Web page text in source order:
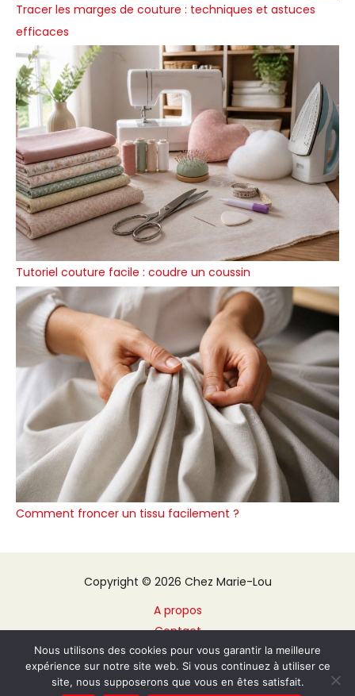
Tracer les marges de couture : techniques et astuces
efficaces
Tutoriel couture facile : coudre un coussin
Comment froncer un tissu facilement ?
Copyright © 2026 Chez Marie-Lou
A propos
Contact
Plan du site
Mentions légales
Politique de confidentialité
Nous utilisons des cookies pour vous garantir la meilleure
expérience sur notre site web. Si vous continuez à utiliser ce
site, nous supposerons que vous en êtes satisfait.